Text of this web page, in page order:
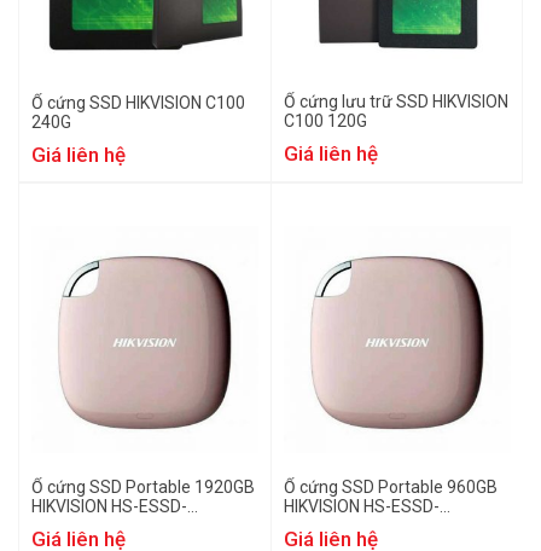
Ổ cứng SSD HIKVISION C100
240G
Giá liên hệ
Ổ cứng lưu trữ SSD HIKVISION
C100 120G
Giá liên hệ
Ổ cứng SSD Portable 1920GB
HIKVISION HS-ESSD-
Gold
Giá liên hệ
Ổ cứng SSD Portable 960GB
HIKVISION HS-ESSD-
Giá liên hệ